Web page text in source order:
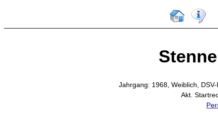
Jahrgang: 1968, Weiblich,
Akt.